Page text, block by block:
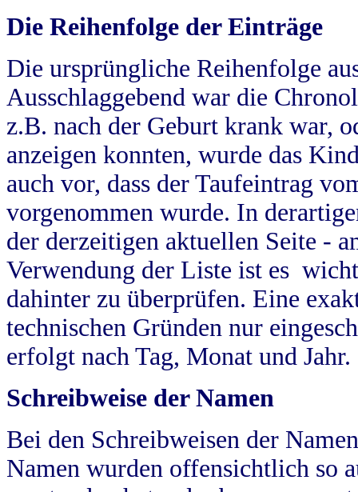
Die Reihenfolge der Einträge
Die ursprüngliche Reihenfolge
Ausschlaggebend war die
z.B. nach der Geburt krank war,
anzeigen konnten, wurde das
auch vor, dass der Taufeintrag
vorgenommen wurde. In
der derzeitigen aktuellen Seite -
Verwendung der Liste ist es
dahinter zu überprüfen. Eine
technischen Gründen nur
erfolgt nach Tag, Monat und Jahr.
Schreibweise der Namen
Bei den Schreibweisen der
Namen wurden offensichtlich so